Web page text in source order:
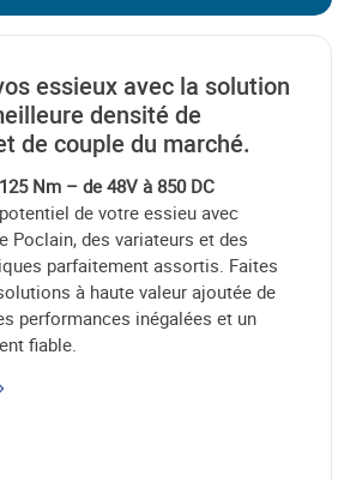
essieux avec la solution
densité de
de couple du marché.
Nm – de 48V à 850 DC
de votre essieu avec
Poclain, des variateurs et des
parfaitement assortis. Faites
à haute valeur ajoutée de
performances inégalées et un
fiable.